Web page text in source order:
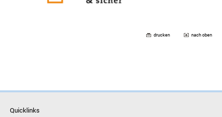
drucken nach oben
Quicklinks